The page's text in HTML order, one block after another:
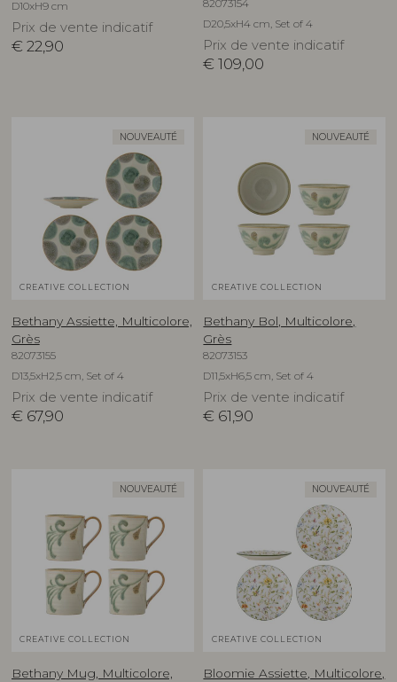
D10xH9 cm
Prix de vente indicatif
€ 22,90
82073154
D20,5xH4 cm, Set of 4
Prix de vente indicatif
€ 109,00
NOUVEAUTÉ
CREATIVE COLLECTION
Bethany Assiette, Multicolore,
Grès
82073155
D13,5xH2,5 cm, Set of 4
Prix de vente indicatif
€ 67,90
NOUVEAUTÉ
CREATIVE COLLECTION
Bethany Bol, Multicolore,
Grès
82073153
D11,5xH6,5 cm, Set of 4
Prix de vente indicatif
€ 61,90
NOUVEAUTÉ
CREATIVE COLLECTION
Bethany Mug, Multicolore,
NOUVEAUTÉ
CREATIVE COLLECTION
Bloomie Assiette, Multicolore,